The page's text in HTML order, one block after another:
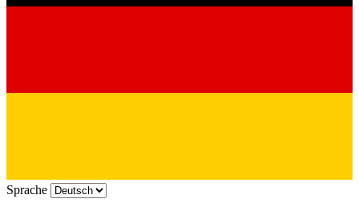
Sprache